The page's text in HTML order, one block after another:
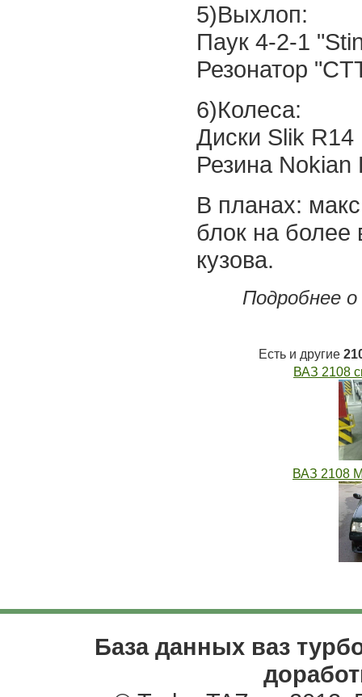
5)Выхлоп:
Паук 4-2-1
Резонатор
6)Колеса:
Диски Slik R14
Резина
В планах:
блок на более
кузова.
Подробнее
Есть и другие
ВАЗ 2108
ВАЗ 2108
База данных ваз